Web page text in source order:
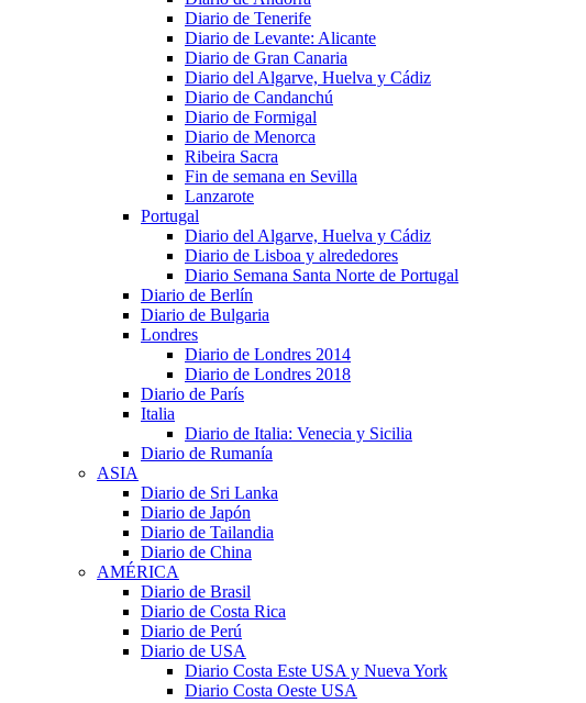
Diario de Tenerife
Diario de Levante: Alicante
Diario de Gran Canaria
Diario del Algarve, Huelva y Cádiz
Diario de Candanchú
Diario de Formigal
Diario de Menorca
Ribeira Sacra
Fin de semana en Sevilla
Lanzarote
Portugal
Diario del Algarve, Huelva y Cádiz
Diario de Lisboa y alrededores
Diario Semana Santa Norte de Portugal
Diario de Berlín
Diario de Bulgaria
Londres
Diario de Londres 2014
Diario de Londres 2018
Diario de París
Italia
Diario de Italia: Venecia y Sicilia
Diario de Rumanía
ASIA
Diario de Sri Lanka
Diario de Japón
Diario de Tailandia
Diario de China
AMÉRICA
Diario de Brasil
Diario de Costa Rica
Diario de Perú
Diario de USA
Diario Costa Este USA y Nueva York
Diario Costa Oeste USA